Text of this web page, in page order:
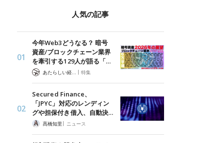
人気の記事
今年Web3どうなる？ 暗号
資産/ブロックチェーン業界
を牽引する129人が語る「…
| 特集
Secured Finance、
「JPYC」対応のレンディン
グや担保付き借入、自動決…
髙橋知里 | ニュース